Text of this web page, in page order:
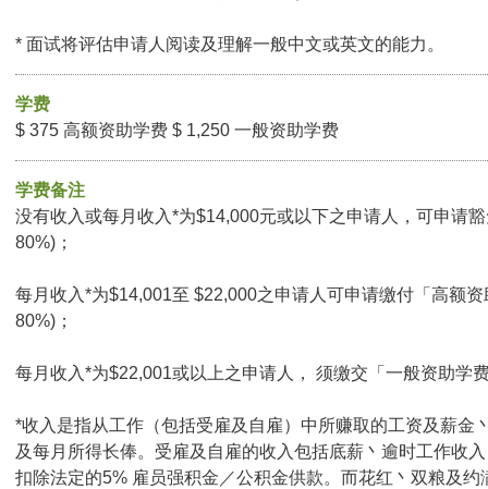
* 面试将评估申请人阅读及理解一般中文或英文的能力。
学费
$ 375 高额资助学费 $ 1,250 一般资助学费
学费备注
没有收入或每月收入*为$14,000元或以下之申请人，可申请
80%)；
每月收入*为$14,001至 $22,000之申请人可申请缴付「高额
80%)；
每月收入*为$22,001或以上之申请人， 须缴交「一般资助学
*收入是指从工作（包括受雇及自雇）中所赚取的工资及薪金
及每月所得长俸。受雇及自雇的收入包括底薪丶逾时工作收
扣除法定的5% 雇员强积金／公积金供款。而花红丶双粮及约